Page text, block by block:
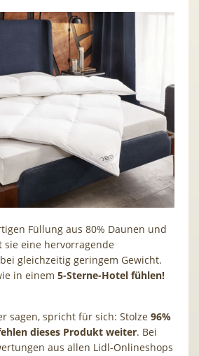
Füllung aus 80% Daunen und
sie eine hervorragende
gleichzeitig geringem Gewicht.
in einem 5-Sterne-Hotel fühlen!
sagen, spricht für sich: Stolze 96%
dieses Produkt weiter. Bei
aus allen Lidl-Onlineshops